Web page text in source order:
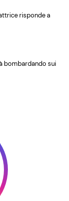
risponde a
bombardando sui